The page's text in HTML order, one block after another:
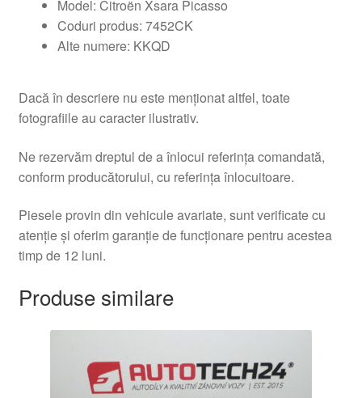
Model: Citroën Xsara Picasso
Coduri produs: 7452CK
Alte numere: KKQD
Dacă în descriere nu este menționat altfel, toate
fotografiile au caracter ilustrativ.
Ne rezervăm dreptul de a înlocui referința comandată,
conform producătorului, cu referința înlocuitoare.
Piesele provin din vehicule avariate, sunt verificate cu
atenție și oferim garanție de funcționare pentru acestea
timp de 12 luni.
Produse similare